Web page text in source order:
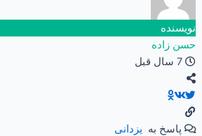
نویسنده
حسن زاده
7 سال قبل
پاسخ به یزدانی